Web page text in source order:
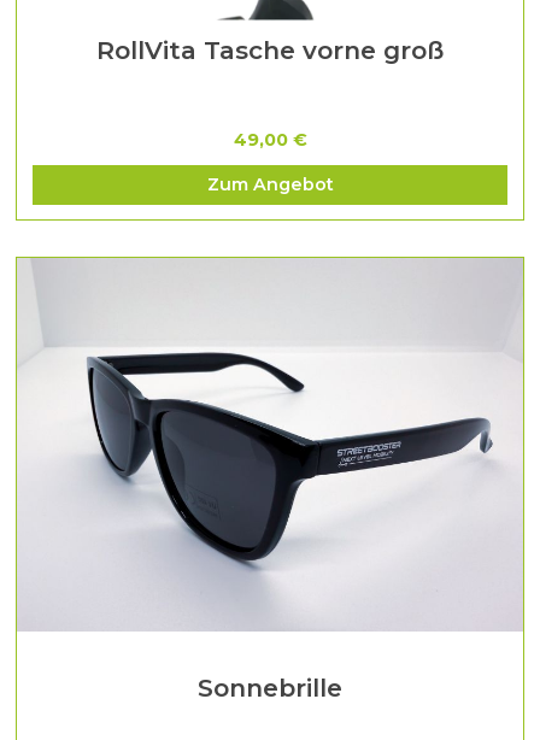
RollVita Tasche vorne groß
49,00 €
Zum Angebot
Sonnebrille